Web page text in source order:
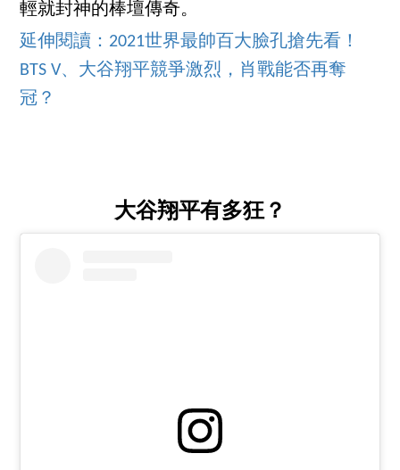
輕就封神的棒壇傳奇。
延伸閱讀：2021世界最帥百大臉孔搶先看！
BTS V、大谷翔平競爭激烈，肖戰能否再奪
冠？
大谷翔平有多狂？